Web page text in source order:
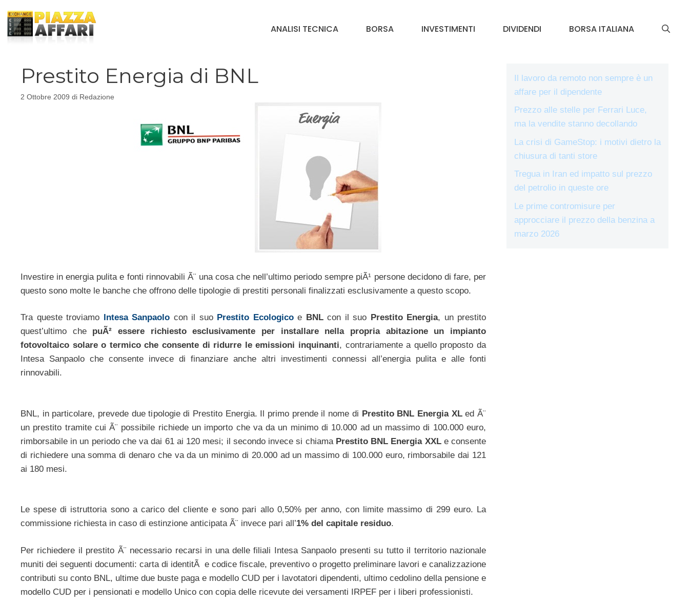
contenuto
ANALISI TECNICA BORSA INVESTIMENTI DIVIDENDI BORSA ITALIANA
Prestito Energia di BNL
2 Ottobre 2009 di Redazione
Investire in energia pulita e fonti rinnovabili Ã¨ una cosa che nell’ultimo periodo sempre piÃ¹ persone decidono di fare, per
questo sono molte le banche che offrono delle tipologie di prestiti personali finalizzati esclusivamente a questo scopo.
Tra queste troviamo Intesa Sanpaolo con il suo Prestito Ecologicoe BNLcon il suo Prestito Energia, un prestito
quest’ultimo che puÃ² essere richiesto esclusivamente per installare nella propria abitazione un impianto
fotovoltaico solare o termico che consente di ridurre le emissioni inquinanti, contrariamente a quello proposto da
Intesa Sanpaolo che consente invece di finanziare anche altri investimenti connessi all’energia pulita e alle fonti
rinnovabili.
BNL, in particolare, prevede due tipologie di Prestito Energia. Il primo prende il nome di Prestito BNL Energia XLed Ã¨
un prestito tramite cui Ã¨ possibile richiede un importo che va da un minimo di 10.000 ad un massimo di 100.000 euro,
rimborsabile in un periodo che va dai 61 ai 120 mesi; il secondo invece si chiama Prestito BNL Energia XXLe consente
di richiedere una somma di denaro che va da un minimo di 20.000 ad un massimo di 100.000 euro, rimborsabile dai 121
ai 180 mesi.
Le spese di istruttoria sono a carico del cliente e sono pari allo 0,50% per anno, con limite massimo di 299 euro. La
commissione richiesta in caso di estinzione anticipata Ã¨ invece pari all’1% del capitale residuo.
Per richiedere il prestito Ã¨ necessario recarsi in una delle filiali Intesa Sanpaolo presenti su tutto il territorio nazionale
muniti dei seguenti documenti: carta di identitÃ e codice fiscale, preventivo o progetto preliminare lavori e canalizzazione
contributi su conto BNL, ultime due buste paga e modello CUD per i lavotatori dipendenti, ultimo cedolino della pensione e
modello CUD per i pensionati e modello Unico con copia delle ricevute dei versamenti IRPEF per i liberi professionisti.
Il lavoro da remoto non sempre è un
affare per il dipendente
Prezzo alle stelle per Ferrari Luce,
ma la vendite stanno decollando
La crisi di GameStop: i motivi dietro la
chiusura di tanti store
Tregua in Iran ed impatto sul prezzo
del petrolio in queste ore
Le prime contromisure per
approcciare il prezzo della benzina a
marzo 2026